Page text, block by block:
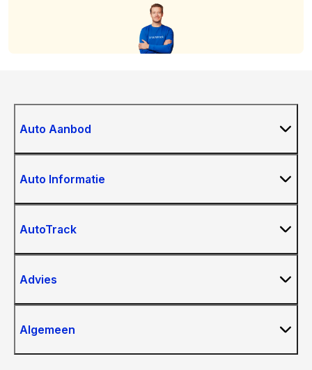
Auto Aanbod
Auto Informatie
AutoTrack
Advies
Algemeen